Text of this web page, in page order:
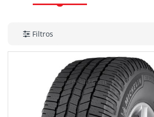
Filtros